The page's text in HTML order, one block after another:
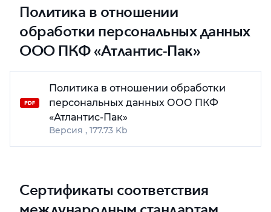
Политика в отношении
обработки персональных данных
ООО ПКФ «Атлантис-Пак»
Политика в отношении обработки
персональных данных ООО ПКФ
«Атлантис-Пак»
177.73 Kb
Сертификаты соответствия